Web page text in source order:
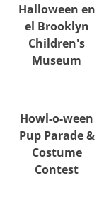
Halloween en
el Brooklyn
Children's
Museum
Howl-o-ween
Pup Parade &
Costume
Contest